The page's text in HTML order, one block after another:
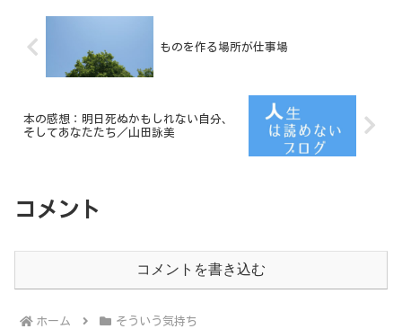
ものを作る場所が仕事場
本の感想：明日死ぬかもしれない自分、
そしてあなたたち／山田詠美
コメント
コメントを書き込む
ホーム そういう気持ち